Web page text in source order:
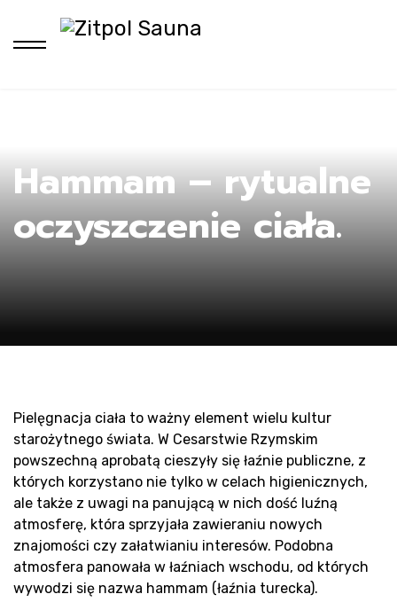
Hammam – rytualne
oczyszczenie ciała.
Pielęgnacja ciała to ważny element wielu kultur
starożytnego świata. W Cesarstwie Rzymskim
powszechną aprobatą cieszyły się łaźnie publiczne, z
których korzystano nie tylko w celach higienicznych,
ale także z uwagi na panującą w nich dość luźną
atmosferę, która sprzyjała zawieraniu nowych
znajomości czy załatwianiu interesów. Podobna
atmosfera panowała w łaźniach wschodu, od których
wywodzi się nazwa hammam (łaźnia turecka).